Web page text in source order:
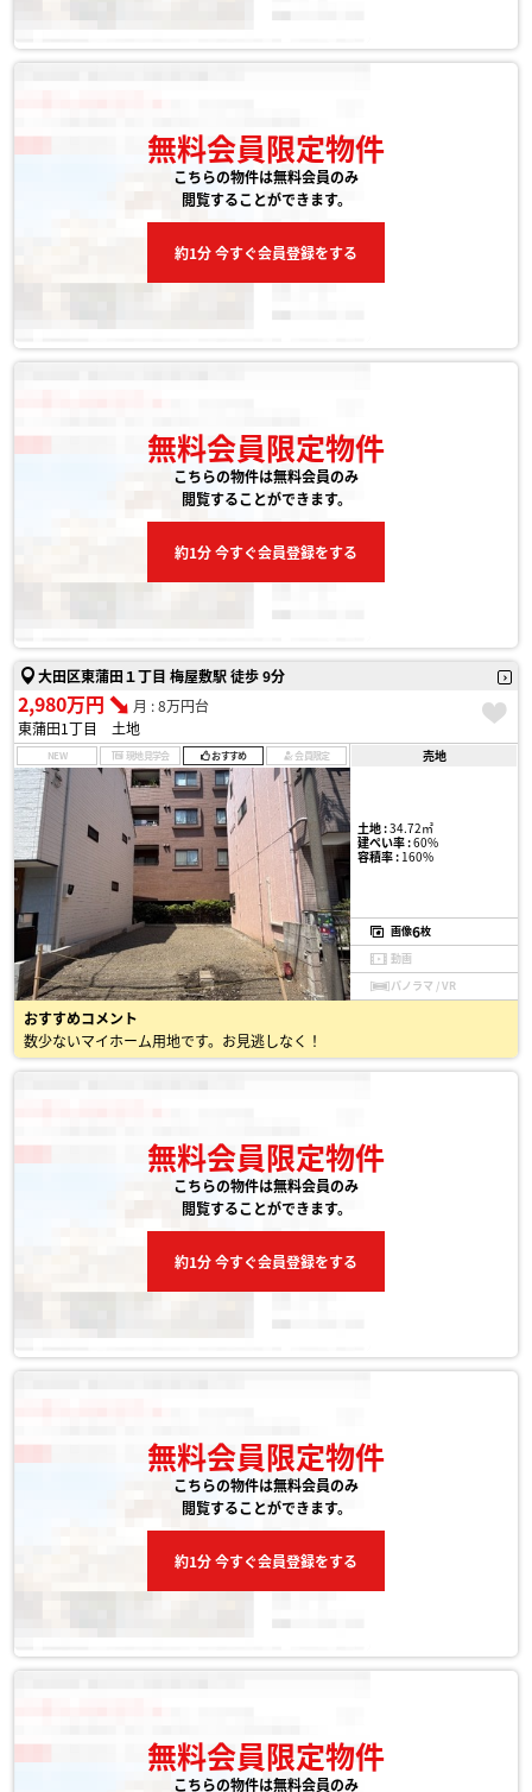
無料会員限定物件
こちらの物件は無料会員のみ
閲覧することができます。
約1分 今すぐ会員登録をする
無料会員限定物件
こちらの物件は無料会員のみ
閲覧することができます。
約1分 今すぐ会員登録をする
大田区東蒲田１丁目 梅屋敷駅 徒歩 9分
2,980万円
月 : 8万円台
東蒲田1丁目 土地
NEW 現地見学会 おすすめ 会員限定 売地
土地 :34.72㎡
建ぺい率 :60%
容積率 :160%
画像6枚
動画
パノラマ / VR
おすすめコメント
数少ないマイホーム用地です。お見逃しなく！
無料会員限定物件
こちらの物件は無料会員のみ
閲覧することができます。
約1分 今すぐ会員登録をする
無料会員限定物件
こちらの物件は無料会員のみ
閲覧することができます。
約1分 今すぐ会員登録をする
無料会員限定物件
こちらの物件は無料会員のみ